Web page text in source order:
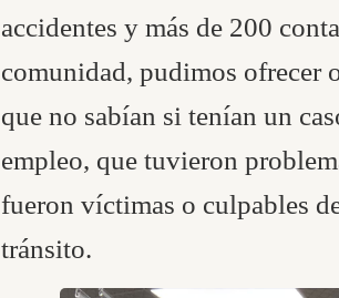
accidentes y más de 200
comunidad, pudimos ofrecer
que no sabían si tenían un
empleo, que tuvieron
fueron víctimas o culpables
tránsito.